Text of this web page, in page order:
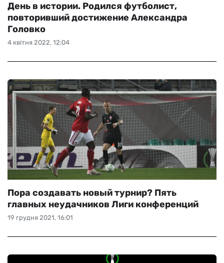
4 квітня 2022, 12:04
День в истории. Родился футболист,
повторивший достижение Александра
Головко
19 грудня 2021, 16:01
Пора создавать новый турнир? Пять
главных неудачников Лиги конференций